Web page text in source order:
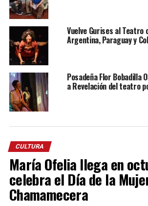
Vuelve Gurises al Teatro
Argentina, Paraguay y
Posadeña Flor Bobadilla
a Revelación del teatro
CULTURA
María Ofelia llega en
celebra el Día de la
Chamamecera